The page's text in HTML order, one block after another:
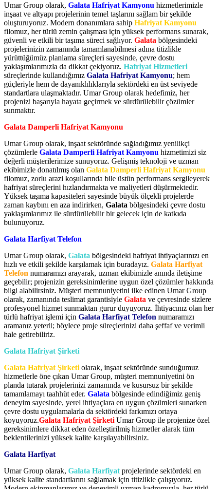
Umar Group olarak, Galata Hafriyat Kamyonu hizmetlerimizle
inşaat ve altyapı projelerinin temel taşlarını sağlam bir şekilde
oluşturuyoruz. Modern donanımlara sahip Hafriyat Kamyonu
filomuz, her türlü zemin çalışması için yüksek performans sunarak,
güvenli ve etkili bir taşıma süreci sağlıyor. Galata bölgesindeki
projelerinizin zamanında tamamlanabilmesi adına titizlikle
yürüttüğümüz planlama süreçleri sayesinde, çevre dostu
yaklaşımlarımızla da dikkat çekiyoruz. Hafriyat Hizmetleri
süreçlerinde kullandığımız Galata Hafriyat Kamyonu; hem
güçleriyle hem de dayanıklılıklarıyla sektördeki en üst seviyede
standartlara ulaşmaktadır. Umar Group olarak hedefimiz, her
projenizi başarıyla hayata geçirmek ve sürdürülebilir çözümler
sunmaktır.
Galata Damperli Hafriyat Kamyonu
Umar Group olarak, inşaat sektöründe sağladığımız yenilikçi
çözümlerle Galata Damperli Hafriyat Kamyonu hizmetimizi siz
değerli müşterilerimize sunuyoruz. Gelişmiş teknoloji ve uzman
ekibimizle donatılmış olan Galata Damperli Hafriyat Kamyonu
filomuz, zorlu arazi koşullarında bile üstün performans sergileyerek
hafriyat süreçlerini hızlandırmakta ve maliyetleri düşürmektedir.
Yüksek taşıma kapasiteleri sayesinde büyük ölçekli projelerde
zaman kaybını en aza indirirken, Galata bölgesindeki çevre dostu
yaklaşımlarımız ile sürdürülebilir bir gelecek için de katkıda
bulunuyoruz.
Galata Harfiyat Telefon
Umar Group olarak, Galata bölgesindeki hafriyat ihtiyaçlarınızı en
hızlı ve etkili şekilde karşılamak için buradayız. Galata Harfiyat
Telefon numaramızı arayarak, uzman ekibimizle anında iletişime
geçebilir; projenizin gereksinimlerine uygun özel çözümler hakkında
bilgi alabilirsiniz. Müşteri memnuniyetini ilke edinen Umar Group
olarak, zamanında teslimat garantisiyle Galata ve çevresinde sizlere
profesyonel hizmet sunmaktan gurur duyuyoruz. İhtiyacınız olan her
türlü hafriyat işlemi için Galata Harfiyat Telefon numaramızı
aramanız yeterli; böylece proje süreçlerinizi daha şeffaf ve verimli
hale getirebiliriz.
Galata Hafriyat Şirketi
Galata Hafriyat Şirketi olarak, inşaat sektöründe sunduğumuz
hizmetlerle öne çıkan Umar Group, müşteri memnuniyetini ön
planda tutarak projelerinizi zamanında ve kusursuz bir şekilde
tamamlamayı taahhüt eder. Galata bölgesinde edindiğimiz geniş
deneyim sayesinde, yerel ihtiyaçlara en uygun çözümleri sunarken
çevre dostu uygulamalarla da sektördeki farkımızı ortaya
koyuyoruz.Galata Hafriyat Şirketi Umar Group ile projenize özel
gereksinimlere dikkat eden özelleştirilmiş hizmetler alarak tüm
beklentilerinizi yüksek kalite karşılayabilirsiniz.
Galata Harfiyat
Umar Group olarak, Galata Harfiyat projelerinde sektördeki en
yüksek kalite standartlarını sağlamak için titizlikle çalışıyoruz.